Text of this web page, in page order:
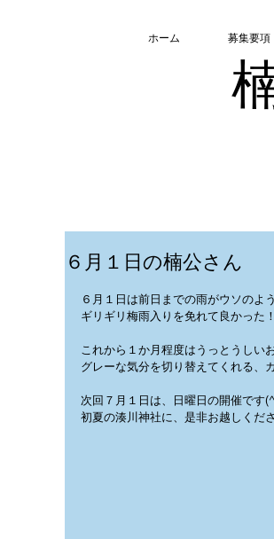
ホーム 募集要項
６月１日の楠公さん
６月１日は前日までの雨がウソのよ
ギリギリ梅雨入りを免れて良かった
これから１か月程度はうっとうしい
グレーな気分を切り替えてくれる、
次回７月１日は、日曜日の開催です
初夏の湊川神社に、是非お越しくだ